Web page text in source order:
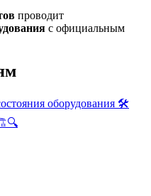
проводит
с официальным
оборудования 🛠